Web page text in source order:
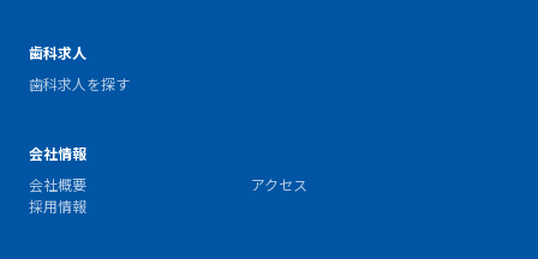
歯科求人
歯科求人を探す
会社情報
会社概要
アクセス
採用情報